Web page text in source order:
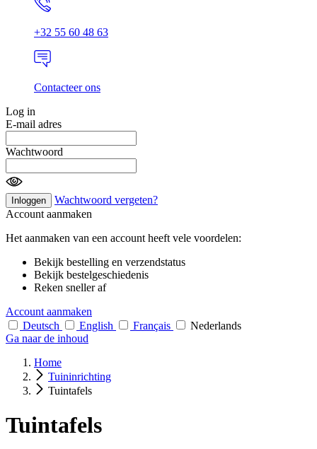
+32 55 60 48 63
Contacteer ons
Log in
E-mail adres
Wachtwoord
Inloggen
Wachtwoord vergeten?
Account aanmaken
Het aanmaken van een account heeft vele voordelen:
Bekijk bestelling en verzendstatus
Bekijk bestelgeschiedenis
Reken sneller af
Account aanmaken
Deutsch
English Français
Nederlands
Ga naar de inhoud
Home
Tuininrichting
Tuintafels
Tuintafels